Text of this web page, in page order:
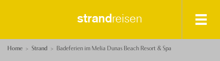
strand reisen
Destinationen
Home Strand Badeferien im Melia Dunas Beach Resort & Spa